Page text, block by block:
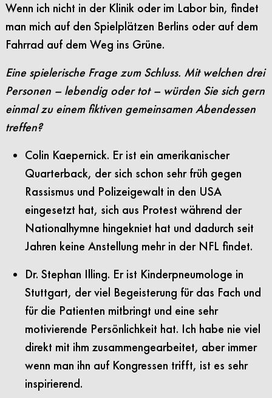
Wenn ich nicht in der Klinik oder im Labor bin, findet
man mich auf den Spielplätzen Berlins oder auf dem
Fahrrad auf dem Weg ins Grüne.
Eine spielerische Frage zum Schluss. Mit welchen drei
Personen – lebendig oder tot – würden Sie sich gern
einmal zu einem fiktiven gemeinsamen Abendessen
treffen?
Colin Kaepernick. Er ist ein amerikanischer
Quarterback, der sich schon sehr früh gegen
Rassismus und Polizeigewalt in den USA
eingesetzt hat, sich aus Protest während der
Nationalhymne hingekniet hat und dadurch seit
Jahren keine Anstellung mehr in der NFL findet.
Dr. Stephan Illing. Er ist Kinderpneumologe in
Stuttgart, der viel Begeisterung für das Fach und
für die Patienten mitbringt und eine sehr
motivierende Persönlichkeit hat. Ich habe nie viel
direkt mit ihm zusammengearbeitet, aber immer
wenn man ihn auf Kongressen trifft, ist es sehr
inspirierend.